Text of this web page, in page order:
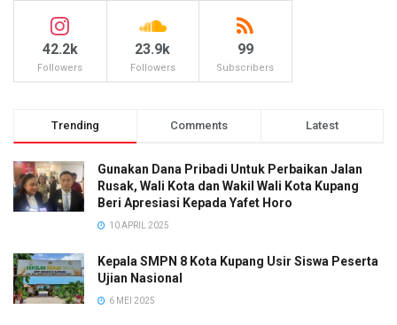
42.2k
Followers
23.9k
Followers
99
Subscribers
Trending Comments Latest
Gunakan Dana Pribadi Untuk Perbaikan Jalan
Rusak, Wali Kota dan Wakil Wali Kota Kupang
Beri Apresiasi Kepada Yafet Horo
10 APRIL 2025
Kepala SMPN 8 Kota Kupang Usir Siswa Peserta
Ujian Nasional
6 MEI 2025